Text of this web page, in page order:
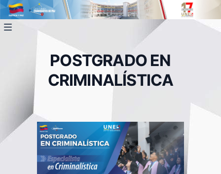
POSTGRADO EN
CRIMINALÍSTICA